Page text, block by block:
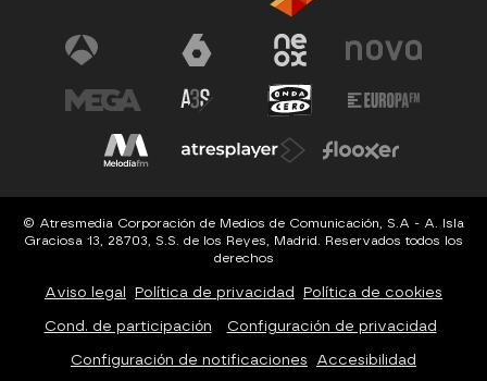
© Atresmedia Corporación de Medios de Comunicación, S.A - A. Isla
Graciosa 13, 28703, S.S. de los Reyes, Madrid. Reservados todos los
derechos
Aviso legal Política de privacidad Política de cookies
Cond. de participación Configuración de privacidad
Configuración de notificaciones Accesibilidad